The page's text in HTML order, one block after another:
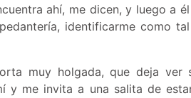
ahí, me dicen, y luego a
identificarme como
muy holgada, que deja ver
y me invita a una salita de